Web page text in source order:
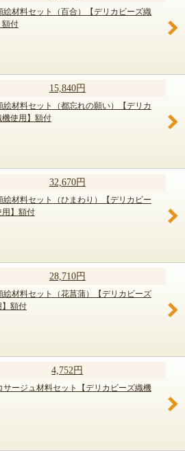
絵材料セット（百合）【デリカビーズ織
額付
15,840円
絵材料セット（都忘れの願い）【デリカ
機使用】額付
32,670円
絵材料セット（ひまわり）【デリカビー
用】額付
28,710円
絵材料セット（花菖蒲）【デリカビーズ
】額付
4,752円
サージュ材料セット【デリカビーズ織機